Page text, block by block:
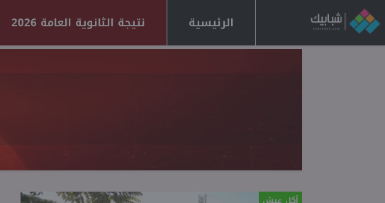
الرئيسية نتيجة الثانوية العامة 2026